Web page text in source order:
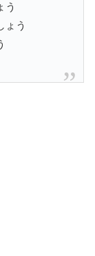
う
ょう